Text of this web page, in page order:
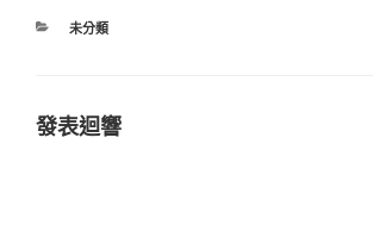
分
未分類
發表迴響